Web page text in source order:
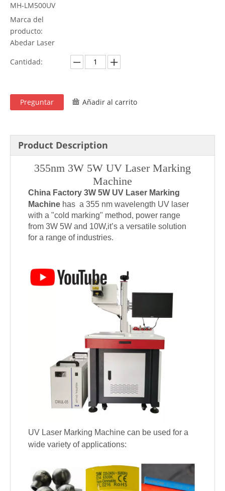
MH-LM500UV
Marca del
producto:
Abedar Laser
Cantidad:
Preguntar Añadir al carrito
Product Description
355nm 3W 5W UV Laser Marking
Machine
China Factory 3W 5W UV Laser Marking
Machine has a 355 nm wavelength UV laser
with a "cold marking" method, power range
from 3W 5W and 10W,it’s a versatile solution
for a range of industries.
UV Laser Marking Machine can be used for a
wide variety of applications: